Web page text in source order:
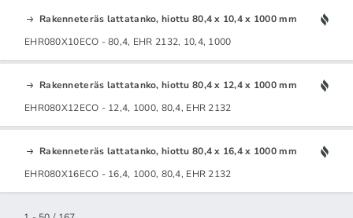
Rakenneteräs lattatanko, hiottu 80,4 x 10,4 x 1000 mm
EHR080X10ECO - 80,4, EHR 2132, 10,4, 1000
Rakenneteräs lattatanko, hiottu 80,4 x 12,4 x 1000 mm
EHR080X12ECO - 12,4, 1000, 80,4, EHR 2132
Rakenneteräs lattatanko, hiottu 80,4 x 16,4 x 1000 mm
EHR080X16ECO - 16,4, 1000, 80,4, EHR 2132